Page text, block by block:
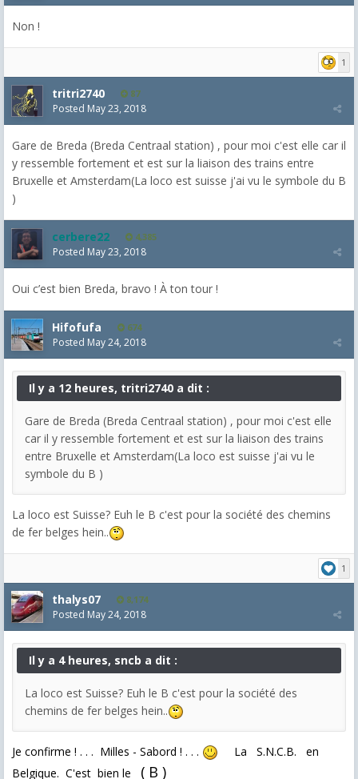
Non !
1
tritri2740 87
Posted May 23, 2018
Gare de Breda (Breda Centraal station) , pour moi c'est elle car il
y ressemble fortement et est sur la liaison des trains entre
Bruxelle et Amsterdam(La loco est suisse j'ai vu le symbole du B
)
cerbere22 4,385
Posted May 23, 2018
Oui c’est bien Breda, bravo ! À ton tour !
Hifofufa 674
Posted May 24, 2018
Il y a 12 heures, tritri2740 a dit :
Gare de Breda (Breda Centraal station) , pour moi c'est elle
car il y ressemble fortement et est sur la liaison des trains
entre Bruxelle et Amsterdam(La loco est suisse j'ai vu le
symbole du B )
La loco est Suisse? Euh le B c'est pour la société des chemins
de fer belges hein..
1
thalys07 8,174
Posted May 24, 2018
Il y a 4 heures, sncb a dit :
La loco est Suisse? Euh le B c'est pour la société des
chemins de fer belges hein..
Je confirme ! . . . Milles - Sabord ! . . . La S.N.C.B.
en
Belgique. C'est bien le ( B )